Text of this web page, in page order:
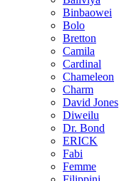
Binbaowei
Bolo
Bretton
Camila
Cardinal
Chameleon
Charm
David Jones
Diweilu
Dr. Bond
ERICK
Fabi
Femme